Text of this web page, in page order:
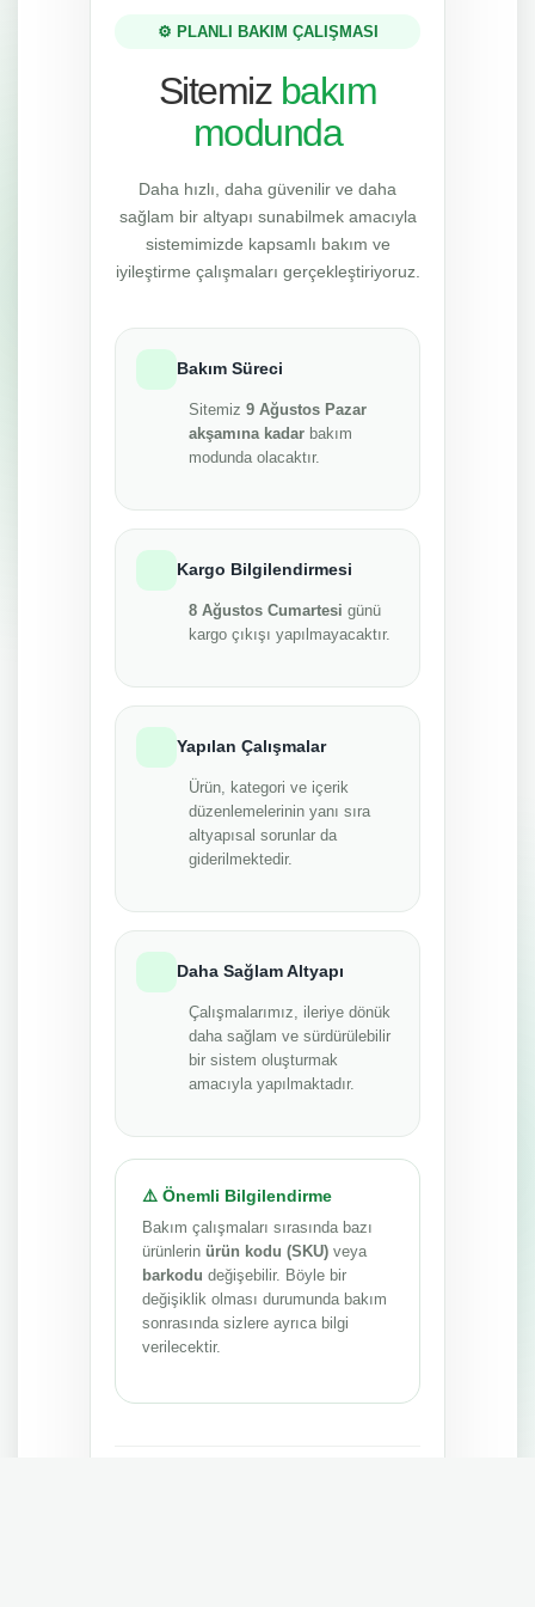
⚙️ PLANLI BAKIM ÇALIŞMASI
Sitemiz bakım
modunda
Daha hızlı, daha güvenilir ve daha
sağlam bir altyapı sunabilmek amacıyla
sistemimizde kapsamlı bakım ve
iyileştirme çalışmaları gerçekleştiriyoruz.
Bakım Süreci
Sitemiz 9 Ağustos Pazar
akşamına kadar bakım
modunda olacaktır.
Kargo Bilgilendirmesi
8 Ağustos Cumartesi günü
kargo çıkışı yapılmayacaktır.
Yapılan Çalışmalar
Ürün, kategori ve içerik
düzenlemelerinin yanı sıra
altyapısal sorunlar da
giderilmektedir.
Daha Sağlam Altyapı
Çalışmalarımız, ileriye dönük
daha sağlam ve sürdürülebilir
bir sistem oluşturmak
amacıyla yapılmaktadır.
⚠️ Önemli Bilgilendirme
Bakım çalışmaları sırasında bazı
ürünlerin ürün kodu (SKU) veya
barkodu değişebilir. Böyle bir
değişiklik olması durumunda bakım
sonrasında sizlere ayrıca bilgi
verilecektir.